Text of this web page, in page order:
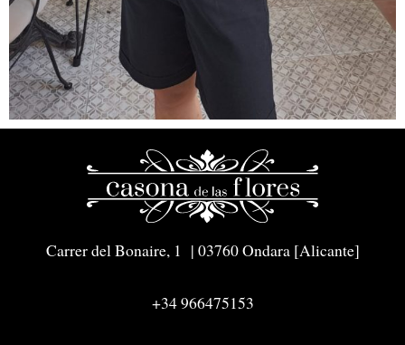
Carrer del Bonaire, 1 | 03760 Ondara [Alicante]
+34 966475153